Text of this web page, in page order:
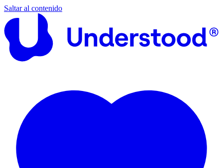
Saltar al contenido